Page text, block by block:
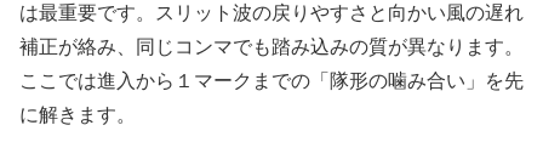
は最重要です。スリット波の戻りやすさと向かい風の遅れ
補正が絡み、同じコンマでも踏み込みの質が異なります。
ここでは進入から１マークまでの「隊形の噛み合い」を先
に解きます。